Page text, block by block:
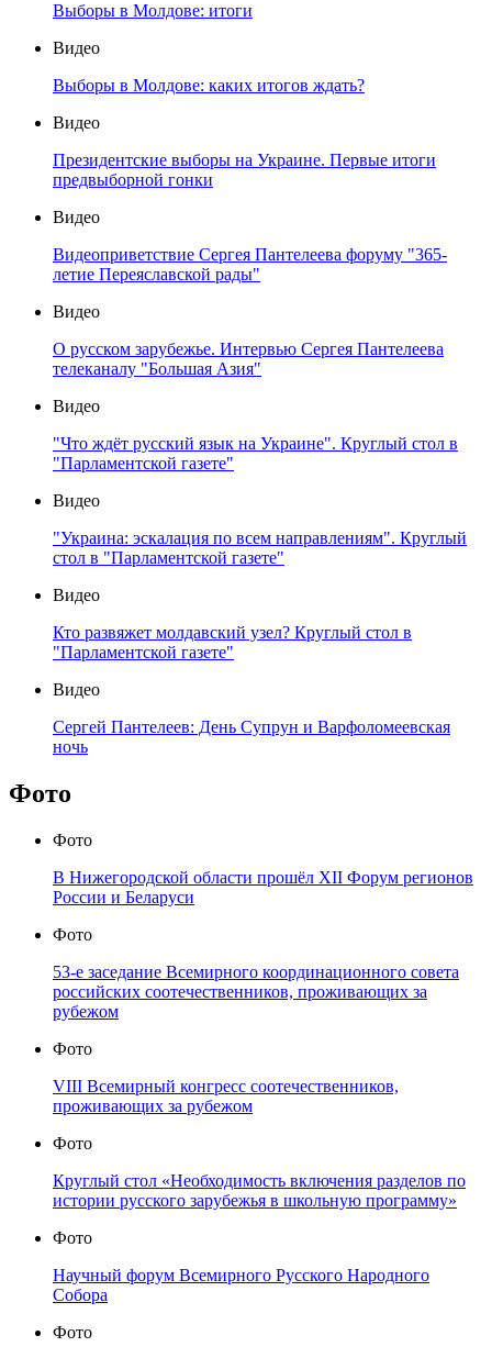
Выборы в Молдове: итоги
Видео
Выборы в Молдове: каких итогов ждать?
Видео
Президентские выборы на Украине. Первые итоги
предвыборной гонки
Видео
Видеоприветствие Сергея Пантелеева форуму "365-
летие Переяславской рады"
Видео
О русском зарубежье. Интервью Сергея Пантелеева
телеканалу "Большая Азия"
Видео
"Что ждёт русский язык на Украине". Круглый стол в
"Парламентской газете"
Видео
"Украина: эскалация по всем направлениям". Круглый
стол в "Парламентской газете"
Видео
Кто развяжет молдавский узел? Круглый стол в
"Парламентской газете"
Видео
Сергей Пантелеев: День Супрун и Варфоломеевская
ночь
Фото
Фото
В Нижегородской области прошёл XII Форум регионов
России и Беларуси
Фото
53-е заседание Всемирного координационного совета
российских соотечественников, проживающих за
рубежом
Фото
VIII Всемирный конгресс соотечественников,
проживающих за рубежом
Фото
Круглый стол «Необходимость включения разделов по
истории русского зарубежья в школьную программу»
Фото
Научный форум Всемирного Русского Народного
Собора
Фото